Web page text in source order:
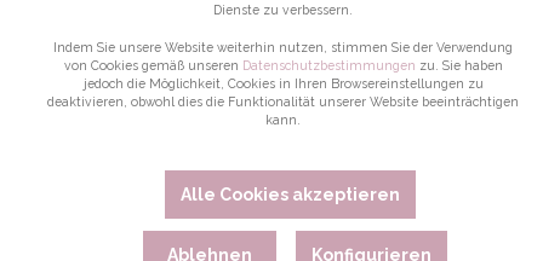
Dienste zu verbessern.
Indem Sie unsere Website weiterhin nutzen, stimmen Sie der Verwendung
von Cookies gemäß unseren Datenschutzbestimmungen zu. Sie haben
jedoch die Möglichkeit, Cookies in Ihren Browsereinstellungen zu
deaktivieren, obwohl dies die Funktionalität unserer Website beeinträchtigen
kann.
Alle Cookies akzeptieren
Ablehnen Konfigurieren